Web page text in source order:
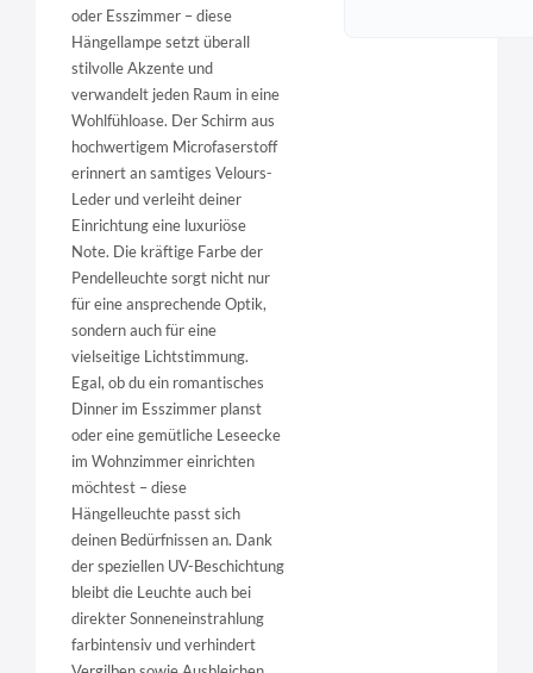
oder Esszimmer – diese
Hängellampe setzt überall
stilvolle Akzente und
verwandelt jeden Raum in eine
Wohlfühloase. Der Schirm aus
hochwertigem Microfaserstoff
erinnert an samtiges Velours-
Leder und verleiht deiner
Einrichtung eine luxuriöse
Note. Die kräftige Farbe der
Pendelleuchte sorgt nicht nur
für eine ansprechende Optik,
sondern auch für eine
vielseitige Lichtstimmung.
Egal, ob du ein romantisches
Dinner im Esszimmer planst
oder eine gemütliche Leseecke
im Wohnzimmer einrichten
möchtest – diese
Hängelleuchte passt sich
deinen Bedürfnissen an. Dank
der speziellen UV-Beschichtung
bleibt die Leuchte auch bei
direkter Sonneneinstrahlung
farbintensiv und verhindert